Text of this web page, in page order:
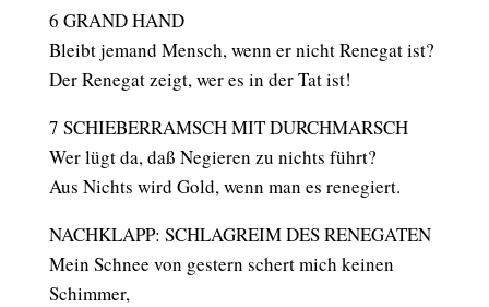
6 GRAND HAND
Bleibt jemand Mensch, wenn er nicht Renegat ist?
Der Renegat zeigt, wer es in der Tat ist!
7 SCHIEBERRAMSCH MIT DURCHMARSCH
Wer lügt da, daß Negieren zu nichts führt?
Aus Nichts wird Gold, wenn man es renegiert.
NACHKLAPP: SCHLAGREIM DES RENEGATEN
Mein Schnee von gestern schert mich keinen
Schimmer,